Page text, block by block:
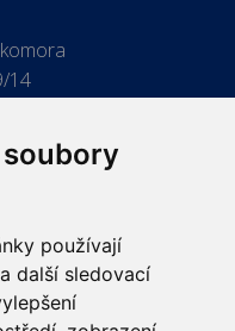
používají
další sledovací
14